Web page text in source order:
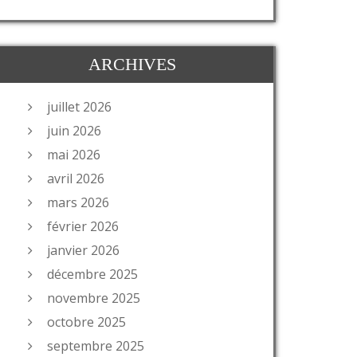
ARCHIVES
juillet 2026
juin 2026
mai 2026
avril 2026
mars 2026
février 2026
janvier 2026
décembre 2025
novembre 2025
octobre 2025
septembre 2025